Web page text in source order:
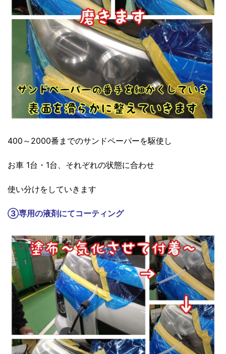
400～2000番までのサンドペーパーを駆使し
お車 1台・1台、それぞれの状態に合わせ
使い分けをしていきます
③専用の液剤にてコーティング